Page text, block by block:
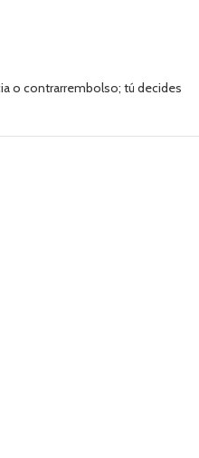
o contrarrembolso; tú decides